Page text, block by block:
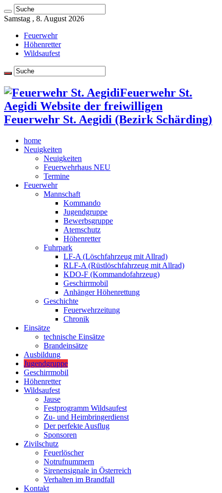
Samstag , 8. August 2026
Feuerwehr
Höhenretter
Wildsaufest
Feuerwehr St.
Aegidi Website der freiwilligen
Feuerwehr St. Aegidi (Bezirk Schärding)
home
Neuigkeiten
Neuigkeiten
Feuerwehrhaus NEU
Termine
Feuerwehr
Mannschaft
Kommando
Jugendgruppe
Bewerbsgruppe
Atemschutz
Höhenretter
Fuhrpark
LF-A (Löschfahrzeug mit Allrad)
RLF-A (Rüstlöschfahrzeug mit Allrad)
KDO-F (Kommandofahrzeug)
Geschirrmobil
Anhänger Höhenrettung
Geschichte
Feuerwehrzeitung
Chronik
Einsätze
technische Einsätze
Brandeinsätze
Ausbildung
Jugendgruppe
Geschirrmobil
Höhenretter
Wildsaufest
Jause
Festprogramm Wildsaufest
Zu- und Heimbringerdienst
Der perfekte Ausflug
Sponsoren
Zivilschutz
Feuerlöscher
Notrufnummern
Sirenensignale in Österreich
Verhalten im Brandfall
Kontakt